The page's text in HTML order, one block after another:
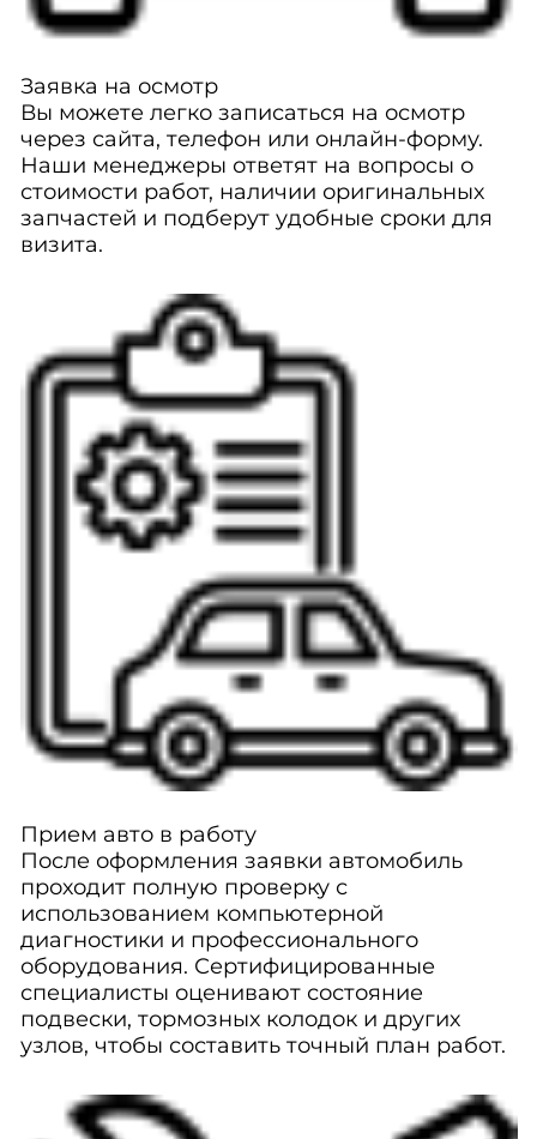
Заявка на осмотр
Вы можете легко записаться на осмотр
через сайта, телефон или онлайн-форму.
Наши менеджеры ответят на вопросы о
стоимости работ, наличии оригинальных
запчастей и подберут удобные сроки для
визита.
Прием авто в работу
После оформления заявки автомобиль
проходит полную проверку с
использованием компьютерной
диагностики и профессионального
оборудования. Сертифицированные
специалисты оценивают состояние
подвески, тормозных колодок и других
узлов, чтобы составить точный план работ.